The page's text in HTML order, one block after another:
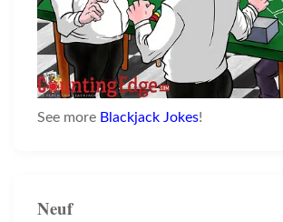
See more Blackjack Jokes!
Neuf